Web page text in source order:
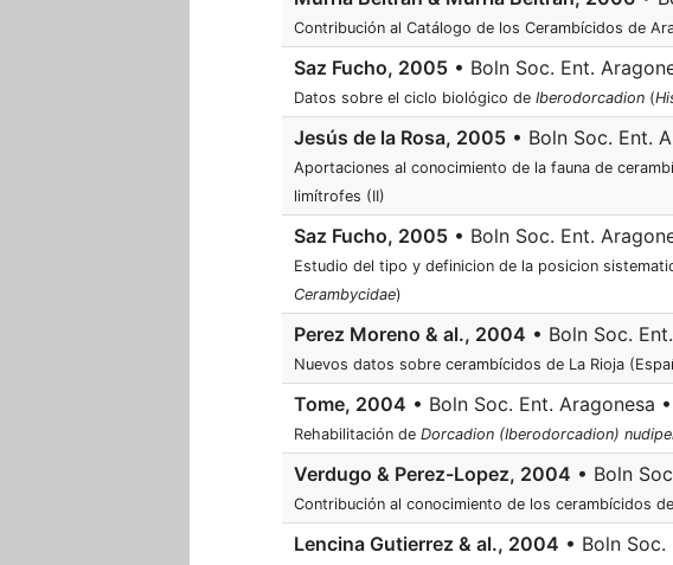
Contribución al Catálogo de los Cerambícidos de
Saz Fucho, 2005 • Boln Soc. Ent.
Datos sobre el ciclo biológico de Iberodorcadion (
Jesús de la Rosa, 2005 • Boln Soc. Ent.
Aportaciones al conocimiento de la fauna de
limítrofes (II)
Saz Fucho, 2005 • Boln Soc. Ent.
Estudio del tipo y definicion de la posicion
Cerambycidae)
Perez Moreno & al., 2004 • Boln Soc.
Nuevos datos sobre cerambícidos de La Rioja
Tome, 2004 • Boln Soc. Ent. Aragonesa
Rehabilitación de Dorcadion (Iberodorcadion)
Verdugo & Perez-Lopez, 2004 • Boln
Contribución al conocimiento de los cerambícidos
Lencina Gutierrez & al., 2004 • Boln